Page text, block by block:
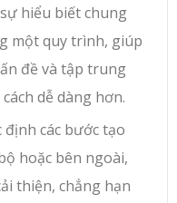
hiểu biết chung
một quy trình, giúp
đề và tập trung
dễ dàng hơn.
định các bước tạo
hoặc bên ngoài,
thiện, chẳng hạn